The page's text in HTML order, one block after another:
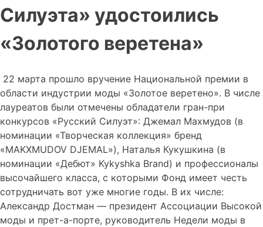
Силуэта» удостоились
«Золотого веретена»
22 марта прошло вручение Национальной премии в
области индустрии моды «Золотое веретено». В числе
лауреатов были отмечены обладатели гран-при
конкурсов «Русский Силуэт»: Джемал Махмудов (в
номинации «Творческая коллекция» бренд
«MAKXMUDOV DJEMAL»), Наталья Кукушкина (в
номинации «Дебют» Kykyshka Brand) и профессионалы
высочайшего класса, с которыми Фонд имеет честь
сотрудничать вот уже многие годы. В их числе:
Александр Достман — президент Ассоциации Высокой
моды и прет-а-порте, руководитель Недели моды в